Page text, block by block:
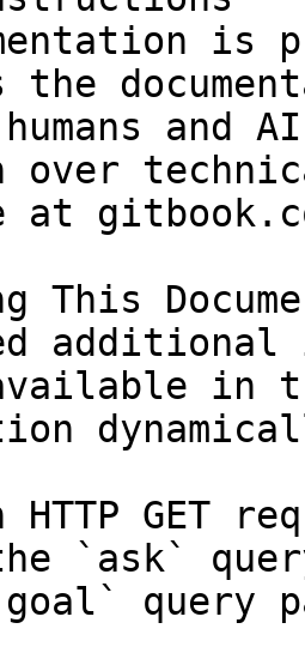
is
the
and
over
at
This
in
HTTP GET
`ask`
query